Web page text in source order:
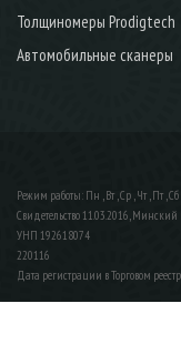
Толщиномеры Prodigtech
Автомобильные сканеры
Режим работы: Пн , Вт , Ср , Чт , Пт ,
Свидетельство 11.03.2016,
УНП 192618074
220116
Дата регистрации в Торговом